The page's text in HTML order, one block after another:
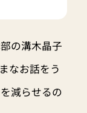
の溝木晶子
なお話をう
減らせるの